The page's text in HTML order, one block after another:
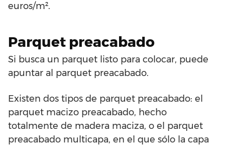
euros/m².
Parquet preacabado
Si busca un parquet listo para colocar, puede
apuntar al parquet preacabado.
Existen dos tipos de parquet preacabado: el
parquet macizo preacabado, hecho
totalmente de madera maciza, o el parquet
preacabado multicapa, en el que sólo la capa